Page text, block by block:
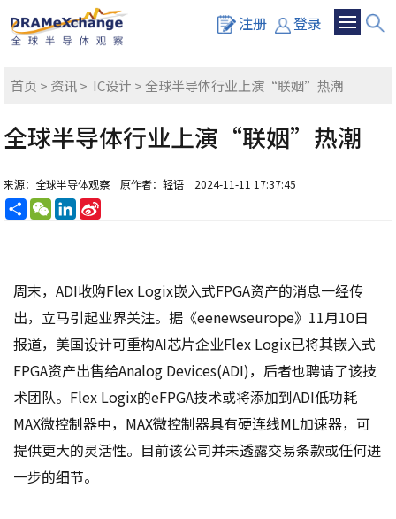
注册 登录
首页 > 资讯> IC设计 > 全球半导体行业上演“联姻”热潮
全球半导体行业上演“联姻”热潮
来源：全球半导体观察 原作者：轻语 2024-11-11 17:37:45
分
享
WeChatLinkedIn
周末，ADI收购Flex Logix嵌入式FPGA资产的消息一经传
出，立马引起业界关注。据《eenewseurope》11月10日
报道，美国设计可重构AI芯片企业Flex Logix已将其嵌入式
FPGA资产出售给Analog Devices(ADI)，后者也聘请了该技
术团队。Flex Logix的eFPGA技术或将添加到ADI低功耗
MAX微控制器中，MAX微控制器具有硬连线ML加速器，可
提供更大的灵活性。目前该公司并未透露交易条款或任何进
一步的细节。